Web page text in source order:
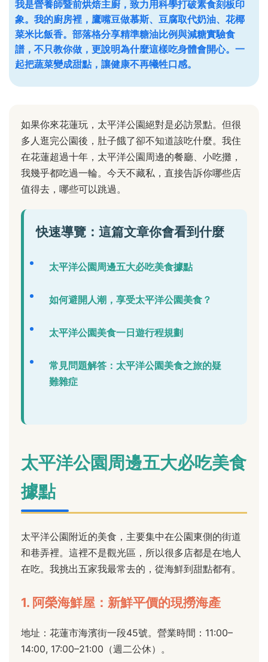
我是營養師暨前烘焙主廚，致力用科學打破素食刻板印
象。我的廚房裡，鷹嘴豆做慕斯、豆腐取代奶油、花椰
菜米比飯香。部落格分享精準糖油比例與減糖實驗食
譜，不只教你做，更說明為什麼這樣吃身體會開心。一
起把蔬菜變成甜點，讓健康不再犧牲口感。
如果你來花蓮玩，太平洋公園絕對是必訪景點。但很
多人逛完公園後，肚子餓了卻不知道該吃什麼。我住
在花蓮超過十年，太平洋公園周邊的餐廳、小吃攤，
我幾乎都吃過一輪。今天不藏私，直接告訴你哪些店
值得去，哪些可以跳過。
快速導覽：這篇文章你會看到什麼
太平洋公園周邊五大必吃美食據點
如何避開人潮，享受太平洋公園美食？
太平洋公園美食一日遊行程規劃
常見問題解答：太平洋公園美食之旅的疑
難雜症
太平洋公園周邊五大必吃美食
據點
太平洋公園附近的美食，主要集中在公園東側的街道
和巷弄裡。這裡不是觀光區，所以很多店都是在地人
在吃。我挑出五家我最常去的，從海鮮到甜點都有。
1. 阿榮海鮮屋：新鮮平價的現撈海產
地址：花蓮市海濱街一段45號。營業時間：11:00–
14:00, 17:00–21:00（週二公休）。